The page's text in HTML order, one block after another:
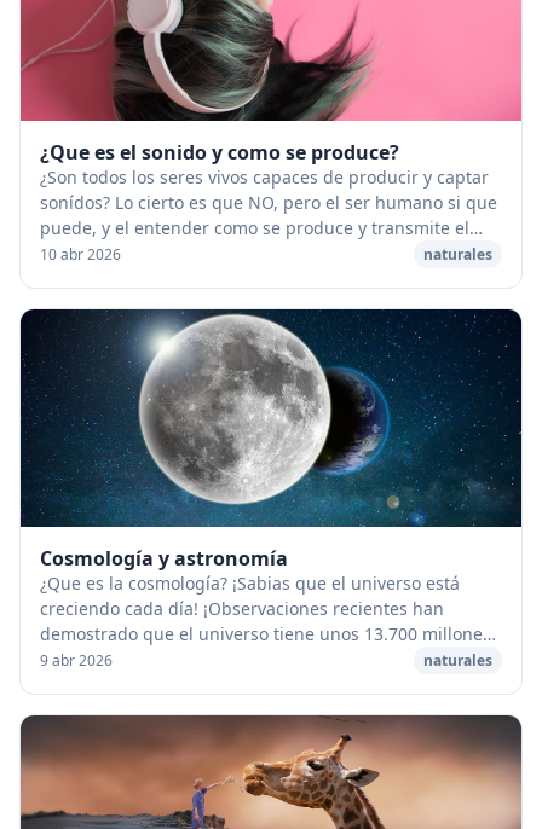
¿Que es el sonido y como se produce?
¿Son todos los seres vivos capaces de producir y captar
sonídos? Lo cierto es que NO, pero el ser humano si que
puede, y el entender como se produce y transmite el
sonido ha sido siempre un tema de gr...
10 abr 2026 naturales
Cosmología y astronomía
¿Que es la cosmología? ¡Sabias que el universo está
creciendo cada día! ¡Observaciones recientes han
demostrado que el universo tiene unos 13.700 millones
de años de antigüedad! La cosmología es una r...
9 abr 2026 naturales